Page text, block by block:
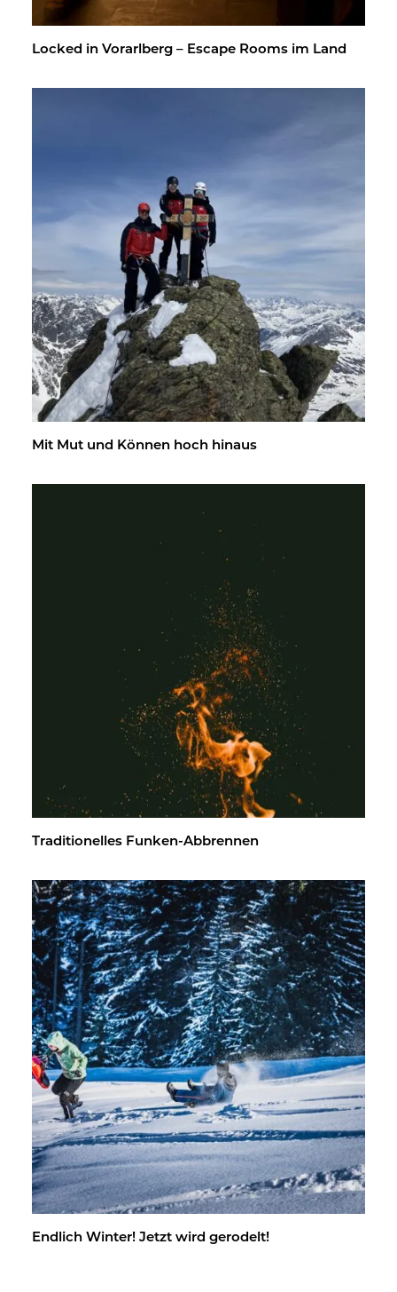
Lo­cked in Vor­arl­berg – Es­cape Rooms im Land
Mit Mut und Kön­nen hoch hin­aus
Tra­di­tio­nel­les Fun­ken-Ab­bren­nen
End­lich Win­ter! Jetzt wird ge­ro­delt!